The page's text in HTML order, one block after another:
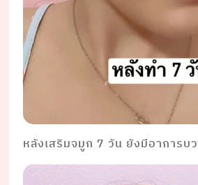
หลังเสริมจมูก 7 วัน ยังมีอาการบ